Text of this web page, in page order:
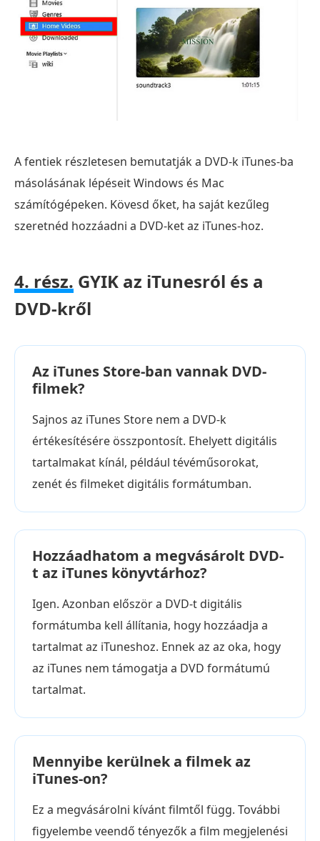
A fentiek részletesen bemutatják a DVD-k iTunes-ba
másolásának lépéseit Windows és Mac
számítógépeken. Kövesd őket, ha saját kezűleg
szeretnéd hozzáadni a DVD-ket az iTunes-hoz.
4. rész. GYIK az iTunesról és a
DVD-kről
Az iTunes Store-ban vannak DVD-
filmek?
Sajnos az iTunes Store nem a DVD-k
értékesítésére összpontosít. Ehelyett digitális
tartalmakat kínál, például tévéműsorokat,
zenét és filmeket digitális formátumban.
Hozzáadhatom a megvásárolt DVD-
t az iTunes könyvtárhoz?
Igen. Azonban először a DVD-t digitális
formátumba kell állítania, hogy hozzáadja a
tartalmat az iTuneshoz. Ennek az az oka, hogy
az iTunes nem támogatja a DVD formátumú
tartalmat.
Mennyibe kerülnek a filmek az
iTunes-on?
Ez a megvásárolni kívánt filmtől függ. További
figyelembe veendő tényezők a film megjelenési